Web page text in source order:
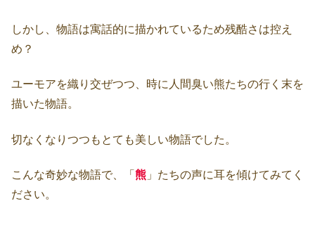
しかし、物語は寓話的に描かれているため残酷さは控え
め？
ユーモアを織り交ぜつつ、時に人間臭い熊たちの行く末を
描いた物語。
切なくなりつつもとても美しい物語でした。
こんな奇妙な物語で、「 熊 」たちの声に耳を傾けてみてく
ださい。